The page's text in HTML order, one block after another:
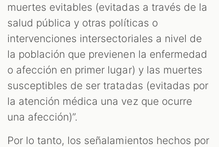
muertes evitables (evitadas a través de la
salud pública y otras políticas o
intervenciones intersectoriales a nivel de
la población que previenen la enfermedad
o afección en primer lugar) y las muertes
susceptibles de ser tratadas (evitadas por
la atención médica una vez que ocurre
una afección)”.
Por lo tanto, los señalamientos hechos por